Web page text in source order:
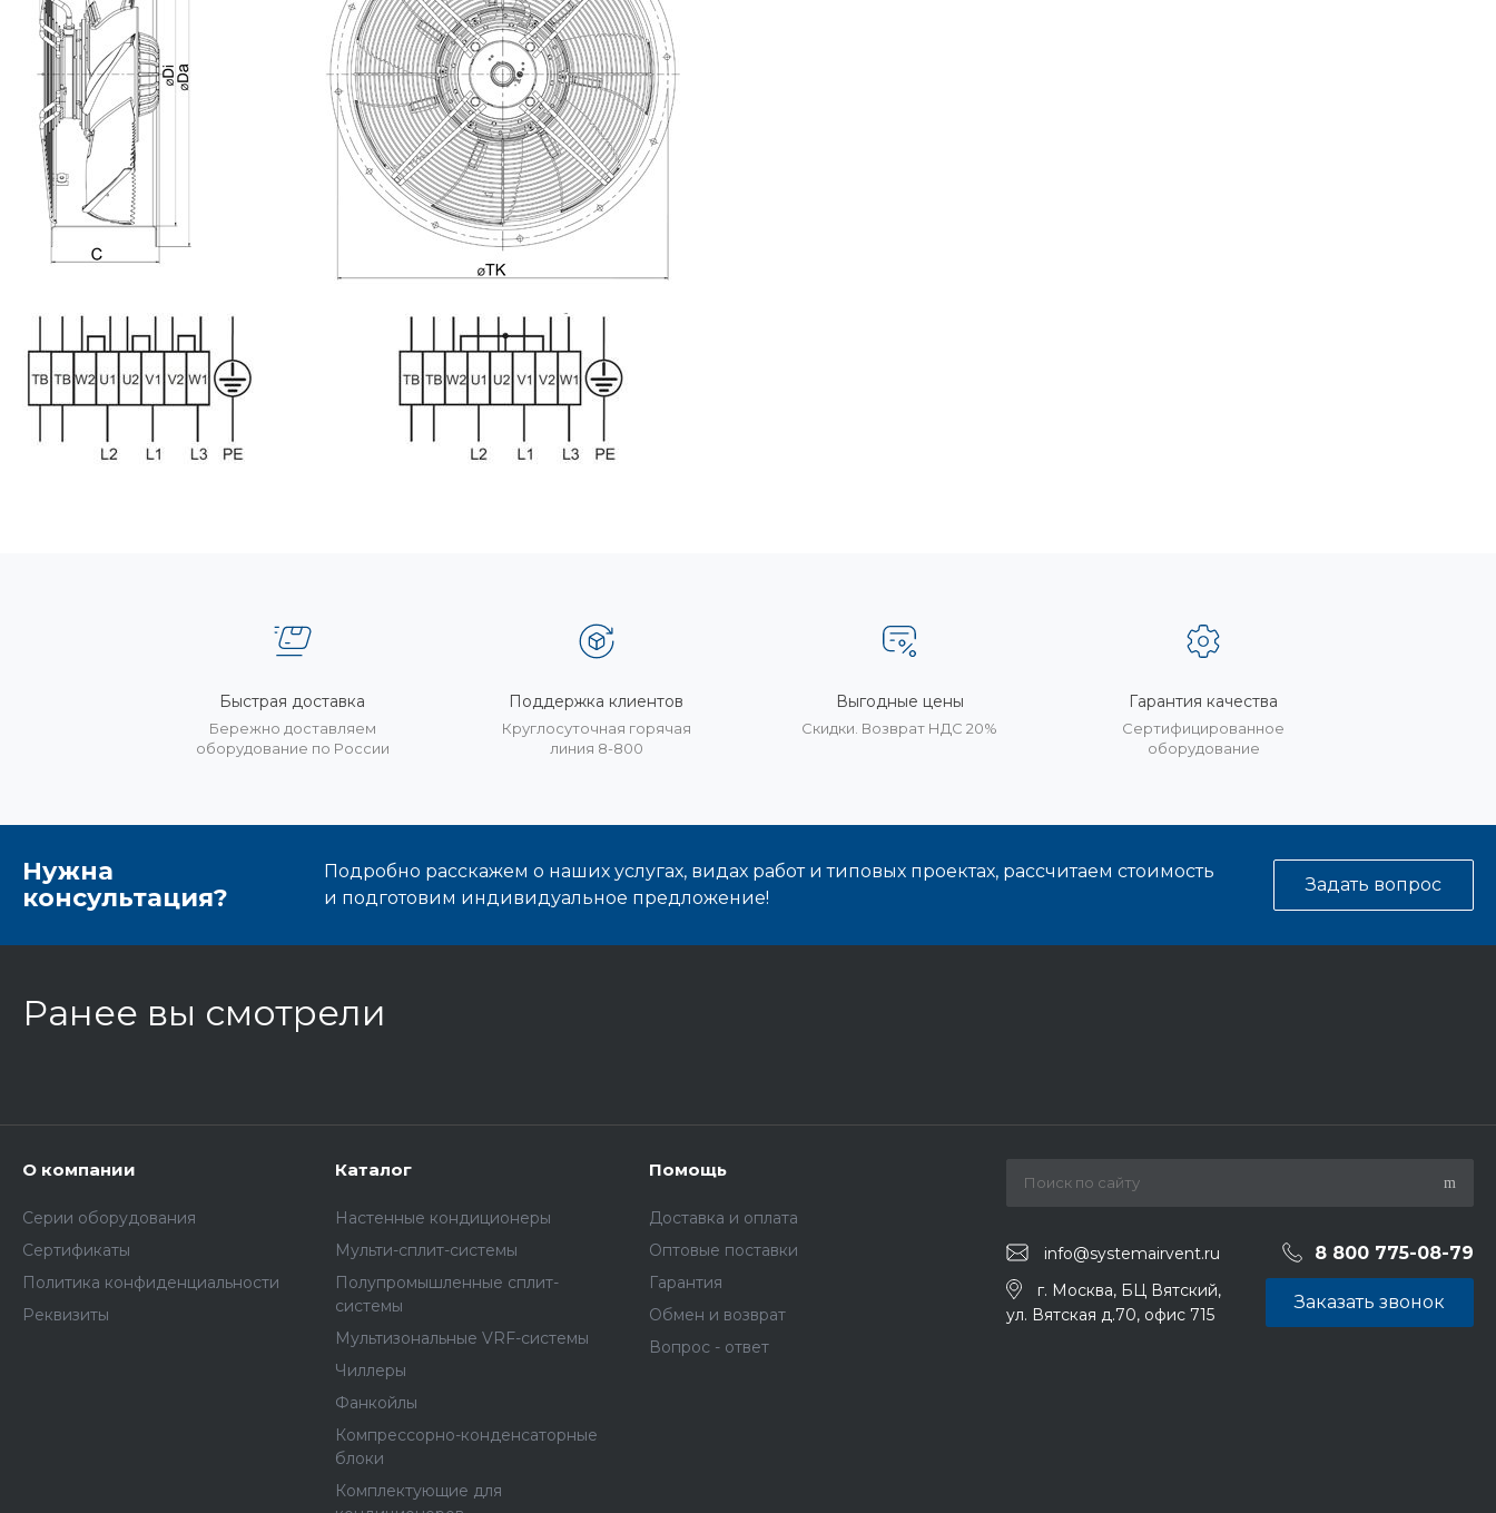
Быстрая доставка
Бережно доставляем
оборудование по России
Поддержка клиентов
Круглосуточная горячая
линия 8-800
Выгодные цены
Скидки. Возврат НДС 20%
Гарантия качества
Сертифицированное
оборудование
Нужна
консультация?
Подробно расскажем о наших услугах, видах работ и типовых проектах, рассчитаем стоимость
и подготовим индивидуальное предложение!
Задать вопрос
Ранее вы смотрели
О компании
Серии оборудования
Сертификаты
Политика конфиденциальности
Реквизиты
Каталог
Настенные кондиционеры
Мульти-сплит-системы
Полупромышленные сплит-
системы
Мультизональные VRF-системы
Чиллеры
Фанкойлы
Компрессорно-конденсаторные
блоки
Комплектующие для
Помощь
Доставка и оплата
Оптовые поставки
Гарантия
Обмен и возврат
Вопрос - ответ
info@systemairvent.ru 8 800 775-08-79
г. Москва, БЦ Вятский,
ул. Вятская д.70, офис 715
Заказать звонок